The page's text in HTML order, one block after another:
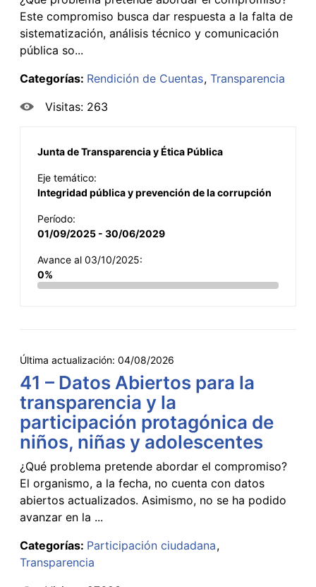
Este compromiso busca dar respuesta a la falta de
sistematización, análisis técnico y comunicación
pública so...
Categorías: Rendición de Cuentas Transparencia
Visitas: 263
Junta de Transparencia y Ética Pública
Eje temático:
Integridad pública y prevención de la corrupción
Período:
01/09/2025 - 30/06/2029
Avance al 03/10/2025:
0%
Última actualización: 04/08/2026
41 – Datos Abiertos para la
transparencia y la
participación protagónica de
niños, niñas y adolescentes
¿Qué problema pretende abordar el compromiso?
El organismo, a la fecha, no cuenta con datos
abiertos actualizados. Asimismo, no se ha podido
avanzar en la ...
Categorías: Participación ciudadana
Transparencia